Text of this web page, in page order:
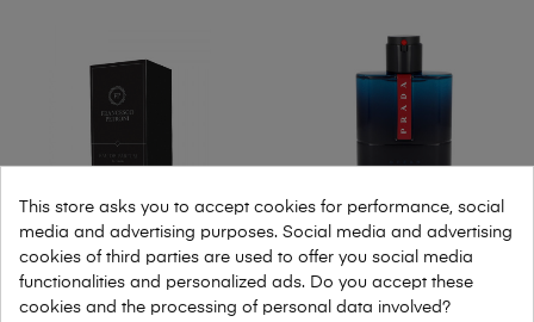
Francesco Petroni NR 490
Prada - Luna Rossa Ocean
EDT
This store asks you to accept cookies for performance, social
media and advertising purposes. Social media and advertising
cookies of third parties are used to offer you social media
functionalities and personalized ads. Do you accept these
cookies and the processing of personal data involved?